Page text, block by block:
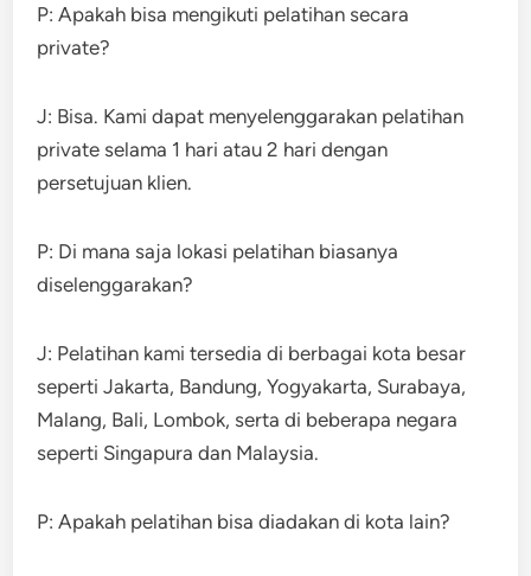
P: Apakah bisa mengikuti pelatihan secara
private?
J: Bisa. Kami dapat menyelenggarakan pelatihan
private selama 1 hari atau 2 hari dengan
persetujuan klien.
P: Di mana saja lokasi pelatihan biasanya
diselenggarakan?
J: Pelatihan kami tersedia di berbagai kota besar
seperti Jakarta, Bandung, Yogyakarta, Surabaya,
Malang, Bali, Lombok, serta di beberapa negara
seperti Singapura dan Malaysia.
P: Apakah pelatihan bisa diadakan di kota lain?